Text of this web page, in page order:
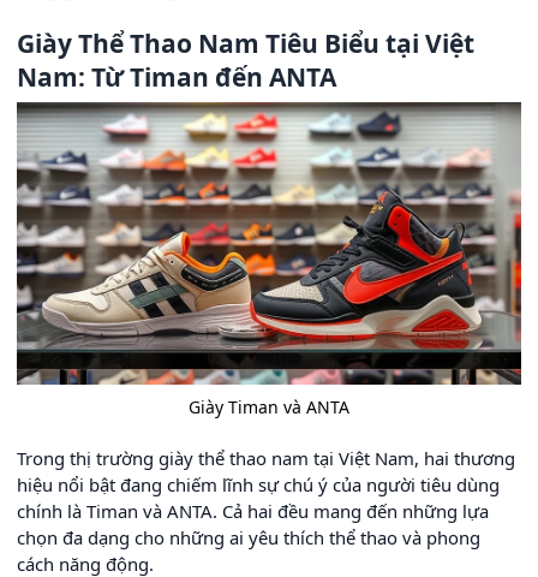
Giày Thể Thao Nam Tiêu Biểu tại Việt
Nam: Từ Timan đến ANTA
Giày Timan và ANTA
Trong thị trường giày thể thao nam tại Việt Nam, hai thương
hiệu nổi bật đang chiếm lĩnh sự chú ý của người tiêu dùng
chính là Timan và ANTA. Cả hai đều mang đến những lựa
chọn đa dạng cho những ai yêu thích thể thao và phong
cách năng động.